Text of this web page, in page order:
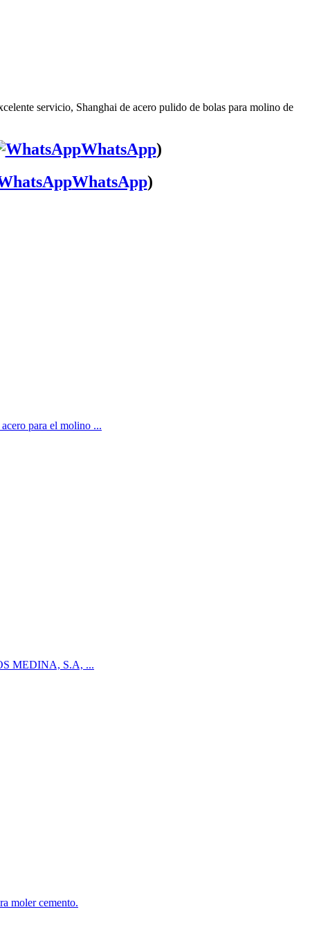
servicio, Shanghai de acero pulido de bolas para molino de
WhatsApp)
WhatsApp)
para el molino ...
MEDINA, S.A, ...
moler cemento.